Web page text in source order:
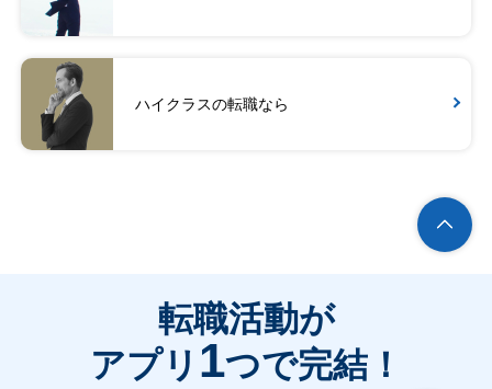
ハイクラスの転職なら
転職活動が
アプリ 1つで完結！